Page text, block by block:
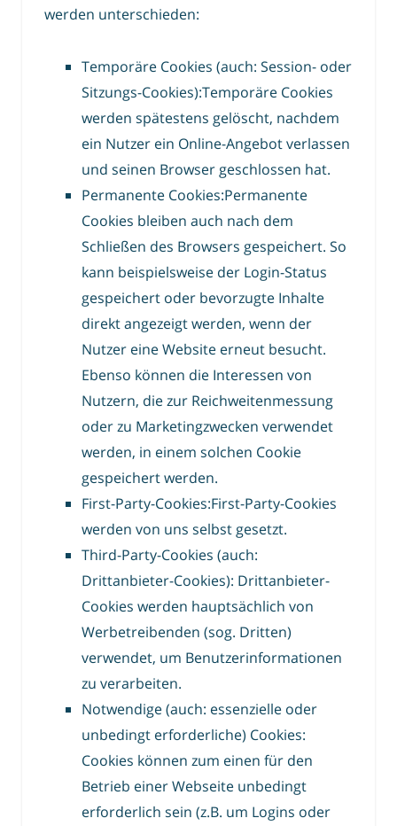
werden unterschieden:
Temporäre Cookies (auch: Session- oder
Sitzungs-Cookies):Temporäre Cookies
werden spätestens gelöscht, nachdem
ein Nutzer ein Online-Angebot verlassen
und seinen Browser geschlossen hat.
Permanente Cookies:Permanente
Cookies bleiben auch nach dem
Schließen des Browsers gespeichert. So
kann beispielsweise der Login-Status
gespeichert oder bevorzugte Inhalte
direkt angezeigt werden, wenn der
Nutzer eine Website erneut besucht.
Ebenso können die Interessen von
Nutzern, die zur Reichweitenmessung
oder zu Marketingzwecken verwendet
werden, in einem solchen Cookie
gespeichert werden.
First-Party-Cookies:First-Party-Cookies
werden von uns selbst gesetzt.
Third-Party-Cookies (auch:
Drittanbieter-Cookies): Drittanbieter-
Cookies werden hauptsächlich von
Werbetreibenden (sog. Dritten)
verwendet, um Benutzerinformationen
zu verarbeiten.
Notwendige (auch: essenzielle oder
unbedingt erforderliche) Cookies:
Cookies können zum einen für den
Betrieb einer Webseite unbedingt
erforderlich sein (z.B. um Logins oder